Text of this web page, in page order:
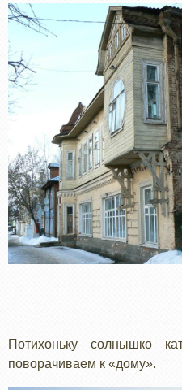
Потихоньку солнышко
поворачиваем к «дому».